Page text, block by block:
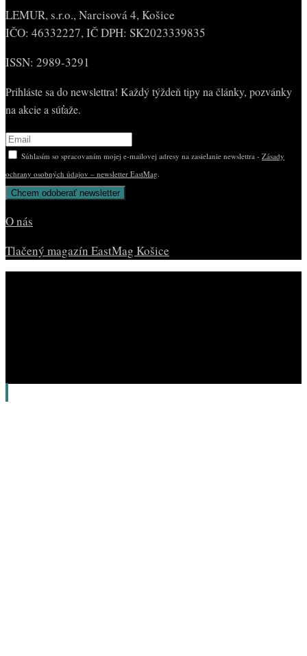
LEMUR, s.r.o., Narcisová 4, Košice
IČO: 46332227, IČ DPH: SK2023339835
ISSN: 2989-3291
Prihláste sa do newslettra! Každý týždeň tipy na články, pozvánky
na akcie a súťaže.
Súhlasím so spracovaním mojej e-mailovej adresy na zasielanie newslettra - Zásady
ochrany osobných údajov – newsletter EastMag
O nás
Tlačený magazín EastMag Košice